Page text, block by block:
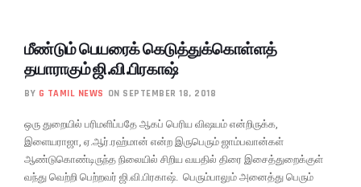
மீண்டும் பெயரைக் கெடுத்துக்கொள்ளத்
தயாராகும் ஜி.வி.பிரகாஷ்
BY G TAMIL NEWS ON SEPTEMBER 18, 2018
ஒரு துறையில் பரிமளிப்பதே ஆகப் பெரிய விஷயம் என்றிருக்க,
இளையராஜா, ஏ.ஆர்.ரஹ்மான் என்ற இருபெரும் ஜாம்பவான்கள்
ஆண்டுகொண்டிருந்த நிலையில் சிறிய வயதில் திரை இசைத்துறைக்குள்
வந்து வெற்றி பெற்றவர் ஜி.வி.பிரகாஷ். பெரும்பாலும் அனைத்து பெரும்